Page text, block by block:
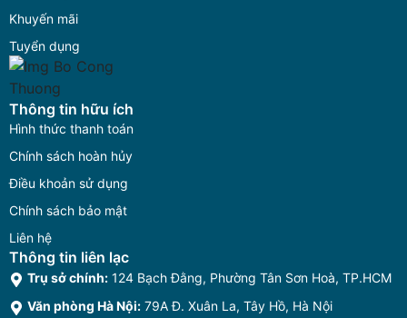
Khuyến mãi
Tuyển dụng
Thông tin hữu ích
Hình thức thanh toán
Chính sách hoàn hủy
Điều khoản sử dụng
Chính sách bảo mật
Liên hệ
Thông tin liên lạc
Trụ sở chính: 124 Bạch Đằng, Phường Tân Sơn Hoà, TP.HCM
Văn phòng Hà Nội: 79A Đ. Xuân La, Tây Hồ, Hà Nội